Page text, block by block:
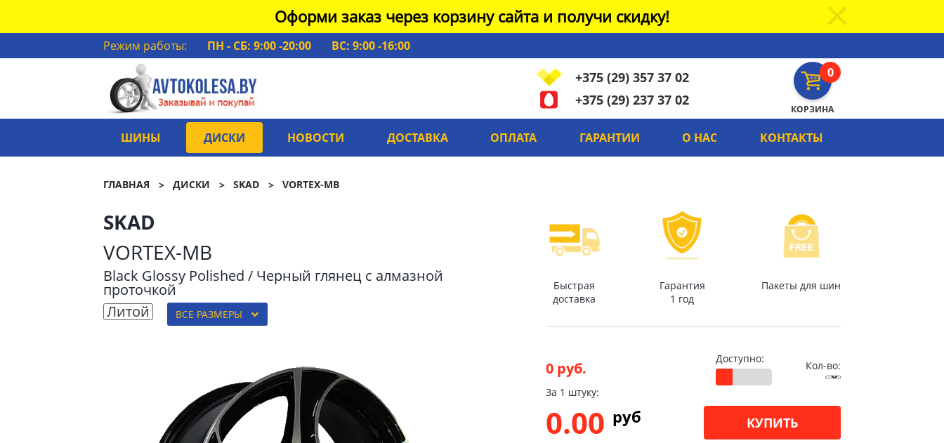
Оформи заказ через корзину сайта и получи скидку!
Режим работы: ПН - СБ: 9:00 -20:00
ВС: 9:00 -16:00
0
КОРЗИНА
+375 (29) 357 37 02
+375 (29) 237 37 02
ШИНЫ ДИСКИ НОВОСТИ ДОСТАВКА ОПЛАТА ГАРАНТИИ О НАС КОНТАКТЫ
ГЛАВНАЯ ДИСКИ SKAD VORTEX-MB
SKAD
VORTEX-MB
Black Glossy Polished / Черный глянец с алмазной
проточкой
Литой
ВСЕ РАЗМЕРЫ
Быстрая
доставка
Гарантия
1 год
Пакеты для шин
0 руб.
Доступно:
Кол-во:
За 1 штуку:
0.00 pуб КУПИТЬ